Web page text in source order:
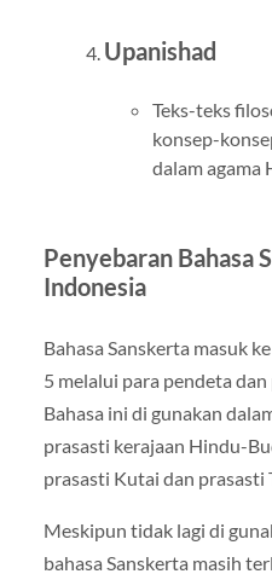
Upanishad
Teks-teks
konsep-
dalam agama
Penyebaran Bahasa
Indonesia
Bahasa Sanskerta masuk
5 melalui para pendeta
Bahasa ini di gunakan
prasasti kerajaan Hindu-
prasasti Kutai dan prasasti
Meskipun tidak lagi di
bahasa Sanskerta masih